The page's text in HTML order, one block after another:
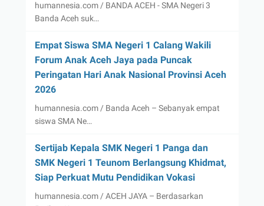
humannesia.com / BANDA ACEH - SMA Negeri 3
Banda Aceh suk…
Empat Siswa SMA Negeri 1 Calang Wakili
Forum Anak Aceh Jaya pada Puncak
Peringatan Hari Anak Nasional Provinsi Aceh
2026
humannesia.com / Banda Aceh – Sebanyak empat
siswa SMA Ne…
Sertijab Kepala SMK Negeri 1 Panga dan
SMK Negeri 1 Teunom Berlangsung Khidmat,
Siap Perkuat Mutu Pendidikan Vokasi
humannesia.com / ACEH JAYA – Berdasarkan